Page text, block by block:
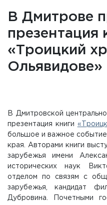
В Дмитрове
презентация
«Троицкий
Ольявидове»
В Дмитровской
презентация книги
большое и важное
края. Авторами книги
зарубежья имени
исторических наук
отделом по связям с
зарубежья, кандидат
Дубровина. Почетными